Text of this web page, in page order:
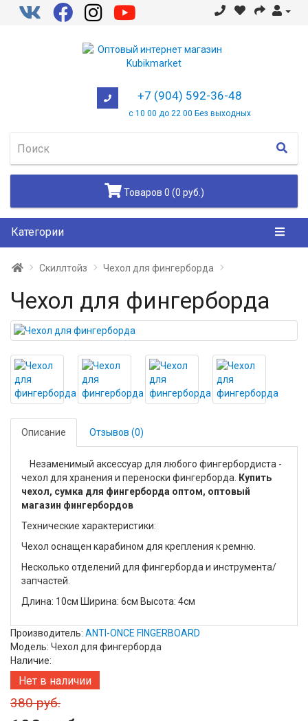
+7 (904) 592-36-48
с 10 00 до 22 00 Без выходных
Товаров 0 (0 руб.)
Категории
Скиллтойз Чехол для фингерборда
Чехол для фингерборда
Описание Отзывов (0)
Незаменимый аксессуар для любого фингербордиста -
чехол для хранения и переноски фингерборда.
Купить
чехол, сумка для фингерборда оптом, оптовый
магазин фингербордов
Технические характеристики:
Чехол оснащен карабином для крепления к ремню.
Несколько отделений для фингерборда и инструмента/
запчастей.
Длина: 10см Ширина: 6см Высота: 4см
Производитель: ANTI-ONCE FINGERBOARD
Модель: Чехол для фингерборда
Наличие:
Нет в наличии
380 руб.